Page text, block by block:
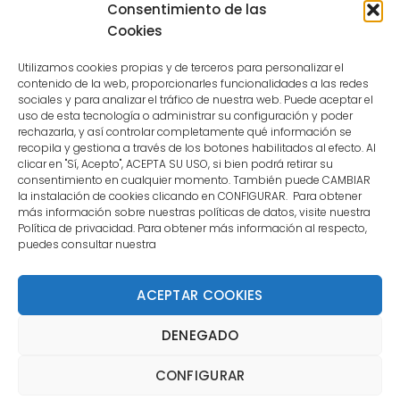
Consentimiento de las
Cookies
Utilizamos cookies propias y de terceros para personalizar el
contenido de la web, proporcionarles funcionalidades a las redes
sociales y para analizar el tráfico de nuestra web. Puede aceptar el
uso de esta tecnología o administrar su configuración y poder
rechazarla, y así controlar completamente qué información se
recopila y gestiona a través de los botones habilitados al efecto. Al
clicar en "Sí, Acepto", ACEPTA SU USO, si bien podrá retirar su
consentimiento en cualquier momento. También puede CAMBIAR
la instalación de cookies clicando en CONFIGURAR. Para obtener
más información sobre nuestras políticas de datos, visite nuestra
Política de privacidad. Para obtener más información al respecto,
puedes consultar nuestra
ACEPTAR COOKIES
DENEGADO
CONFIGURAR
CONTACTO
MENÚ PRINCIPAL
MI CUENTA
DOCUMENTACIÓN
reservados. | La Mejor Tienda de Dardos y Dianas de